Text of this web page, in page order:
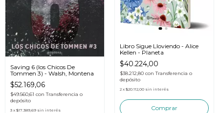
Saving 6 (los Chicos De
Tommen 3) - Walsh, Montena
$52.169,06
$49.560,61 con Transferencia o
depósito
3 x $17.389,69 sin interés
Libro Sigue Lloviendo - Alice
Kellen - Planeta
$40.224,00
$38.212,80 con Transferencia o
depósito
2 x $20.112,00 sin interés